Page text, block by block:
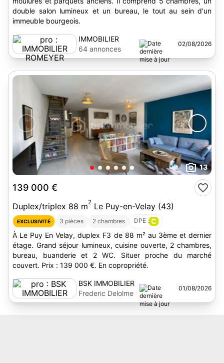
double salon lumineux et un bureau, le tout au sein d'un
immeuble bourgeois.
IMMOBILIER
ROMEYER
64 annonces
02/08/2026
13
139 000 €
Duplex/triplex 88 m2 Le Puy-en-Velay (43)
EXCLUSIVITÉ 3 pièces 2 chambres DPE : C
À Le Puy En Velay, duplex F3 de 88 m² au 3ème et dernier
étage. Grand séjour lumineux, cuisine ouverte, 2 chambres,
bureau, buanderie et 2 WC. Situer proche du marché
couvert. Prix : 139 000 €. En copropriété.
BSK IMMOBILIER
Frederic Delolme
01/08/2026